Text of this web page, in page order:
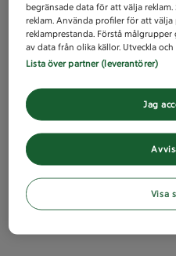
begränsade data för att välja
reklam. Använda profiler för att välja
reklamprestanda. Förstå
av data från olika källor. Utveckla
Lista över partner (leverantörer)
Jag
Visa